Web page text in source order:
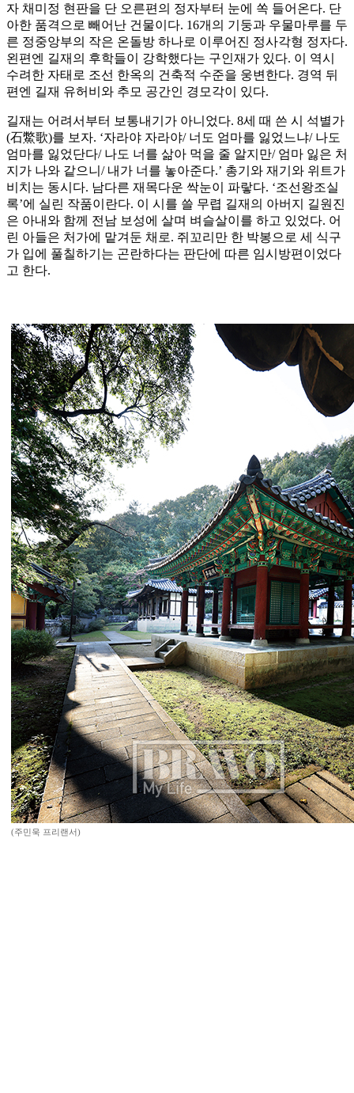
자 채미정 현판을 단 오른편의 정자부터 눈에 쏙 들어온다. 단
아한 품격으로 빼어난 건물이다. 16개의 기둥과 우물마루를 두
른 정중앙부의 작은 온돌방 하나로 이루어진 정사각형 정자다.
왼편엔 길재의 후학들이 강학했다는 구인재가 있다. 이 역시
수려한 자태로 조선 한옥의 건축적 수준을 웅변한다. 경역 뒤
편엔 길재 유허비와 추모 공간인 경모각이 있다.
길재는 어려서부터 보통내기가 아니었다. 8세 때 쓴 시 석별가
(石鱉歌)를 보자. ‘자라야 자라야/ 너도 엄마를 잃었느냐/ 나도
엄마를 잃었단다/ 나도 너를 삶아 먹을 줄 알지만/ 엄마 잃은 처
지가 나와 같으니/ 내가 너를 놓아준다.’ 총기와 재기와 위트가
비치는 동시다. 남다른 재목다운 싹눈이 파랗다. ‘조선왕조실
록’에 실린 작품이란다. 이 시를 쓸 무렵 길재의 아버지 길원진
은 아내와 함께 전남 보성에 살며 벼슬살이를 하고 있었다. 어
린 아들은 처가에 맡겨둔 채로. 쥐꼬리만 한 박봉으로 세 식구
가 입에 풀칠하기는 곤란하다는 판단에 따른 임시방편이었다
고 한다.
(주민욱 프리랜서)